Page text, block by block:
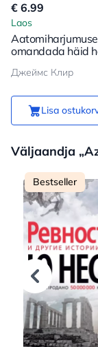
€ 6.99
Laos
omandada häid
Джеймс Клир
Lisa
Väljaandja
Bestseller